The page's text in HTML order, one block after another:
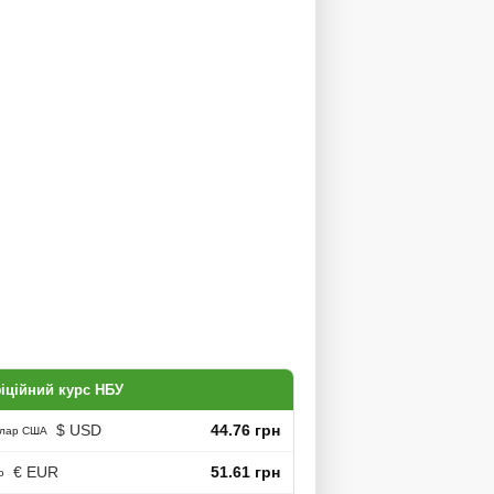
курс НБУ
США $ USD 44.76 грн
€ EUR 51.61 грн